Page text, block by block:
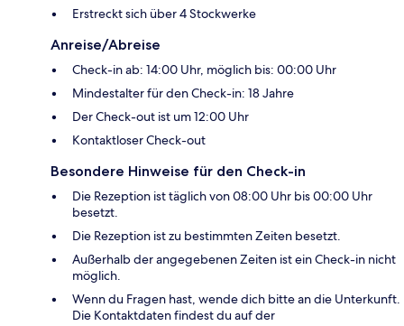
Erstreckt sich über 4 Stockwerke
Anreise/Abreise
Check-in ab: 14:00 Uhr, möglich bis: 00:00 Uhr
Mindestalter für den Check-in: 18 Jahre
Der Check-out ist um 12:00 Uhr
Kontaktloser Check-out
Besondere Hinweise für den Check-in
Die Rezeption ist täglich von 08:00 Uhr bis 00:00 Uhr
besetzt.
Die Rezeption ist zu bestimmten Zeiten besetzt.
Außerhalb der angegebenen Zeiten ist ein Check-in nicht
möglich.
Wenn du Fragen hast, wende dich bitte an die Unterkunft.
Die Kontaktdaten findest du auf der